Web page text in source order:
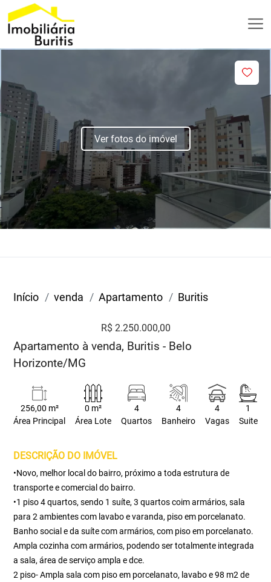
Ver fotos do imóvel
Início venda Apartamento Buritis
R$ 2.250.000,00
Apartamento à venda, Buritis - Belo
Horizonte/MG
256,00 m²
Área Principal
0 m²
Área Lote
4
Quartos
4
Banheiro
4
Vagas
1
Suite
DESCRIÇÃO DO IMÓVEL
•Novo, melhor local do bairro, próximo a toda estrutura de
transporte e comercial do bairro.
•1 piso 4 quartos, sendo 1 suíte, 3 quartos coim armários, sala
para 2 ambientes com lavabo e varanda, piso em porcelanato.
Banho social e da suíte com armários, com piso em porcelanato.
Ampla cozinha com armários, podendo ser totalmente integrada
a sala, área de serviço ampla e dce.
2 piso- Ampla sala com piso em porcelanato, lavabo e 98 m2 de